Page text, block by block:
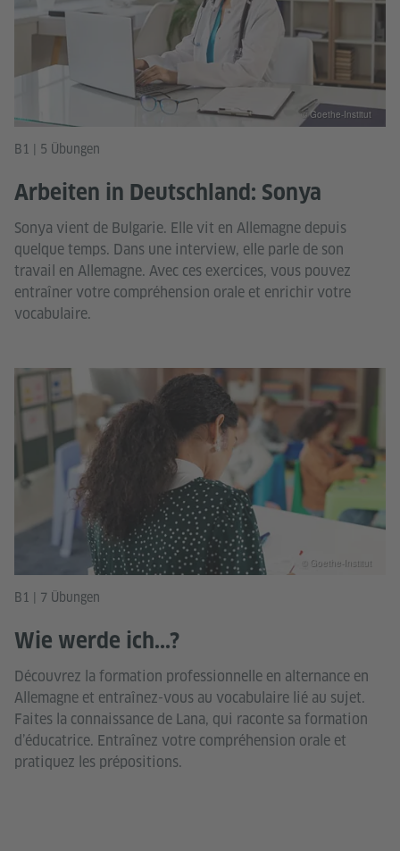
B1 | 5 Übungen
Arbeiten in Deutschland: Sonya
Sonya vient de Bulgarie. Elle vit en Allemagne depuis
quelque temps. Dans une interview, elle parle de son
travail en Allemagne. Avec ces exercices, vous pouvez
entraîner votre compréhension orale et enrichir votre
vocabulaire.
© Goethe-Institut
B1 | 7 Übungen
Wie werde ich...?
Découvrez la formation professionnelle en alternance en
Allemagne et entraînez-vous au vocabulaire lié au sujet.
Faites la connaissance de Lana, qui raconte sa formation
d’éducatrice. Entraînez votre compréhension orale et
pratiquez les prépositions.
© Goethe-Institut